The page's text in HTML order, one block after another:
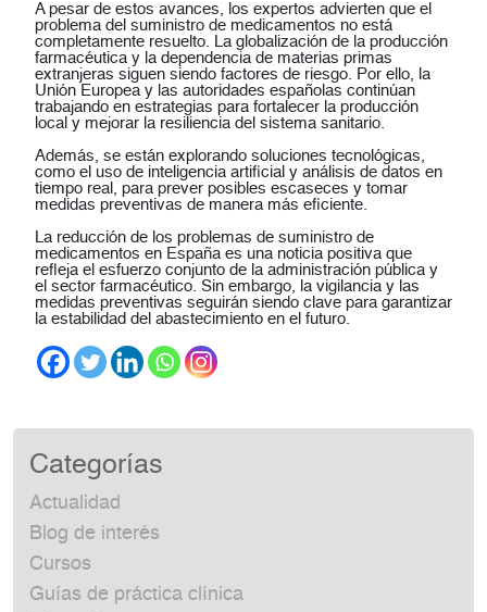
A pesar de estos avances, los expertos advierten que el
problema del suministro de medicamentos no está
completamente resuelto. La globalización de la producción
farmacéutica y la dependencia de materias primas
extranjeras siguen siendo factores de riesgo. Por ello, la
Unión Europea y las autoridades españolas continúan
trabajando en estrategias para fortalecer la producción
local y mejorar la resiliencia del sistema sanitario.
Además, se están explorando soluciones tecnológicas,
como el uso de inteligencia artificial y análisis de datos en
tiempo real, para prever posibles escaseces y tomar
medidas preventivas de manera más eficiente.
La reducción de los problemas de suministro de
medicamentos en España es una noticia positiva que
refleja el esfuerzo conjunto de la administración pública y
el sector farmacéutico. Sin embargo, la vigilancia y las
medidas preventivas seguirán siendo clave para garantizar
la estabilidad del abastecimiento en el futuro.
Categorías
Actualidad
Blog de interés
Cursos
Guías de práctica clínica